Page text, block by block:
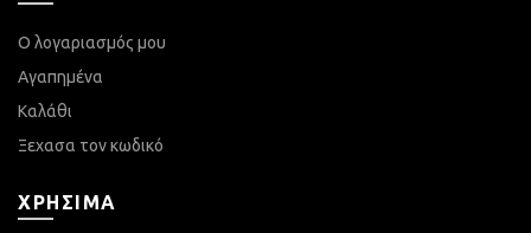
Ο λογαριασμός μου
Αγαπημένα
Καλάθι
Ξεχασα τον κωδικό
ΧΡΉΣΙΜΑ